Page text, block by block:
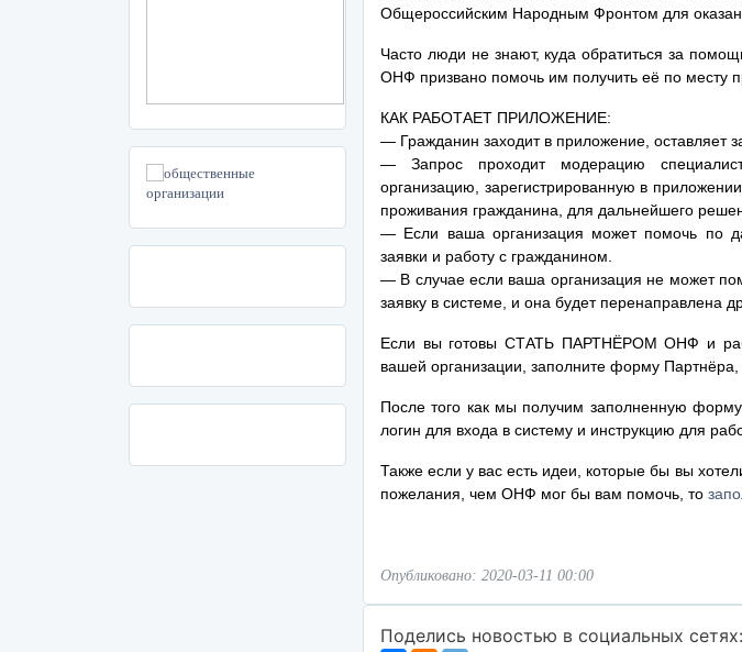
Общероссийским Народным Фронтом для
Часто люди не знают, куда обратиться за
ОНФ призвано помочь им получить её по месту
КАК РАБОТАЕТ ПРИЛОЖЕНИЕ:
— Гражданин заходит в приложение, оставляет
— Запрос проходит модерацию
организацию, зарегистрированную в
проживания гражданина, для дальнейшего
— Если ваша организация может помочь по
заявки и работу с гражданином.
— В случае если ваша организация не может
заявку в системе, и она будет перенаправлена
Если вы готовы СТАТЬ ПАРТНЁРОМ ОНФ и
вашей организации, заполните форму Партнёра,
После того как мы получим заполненную
логин для входа в систему и инструкцию для
Также если у вас есть идеи, которые бы вы
пожелания, чем ОНФ мог бы вам помочь, то
Опубликовано: 2020-03-11 00:00
Поделись новостью в социальных сетях: